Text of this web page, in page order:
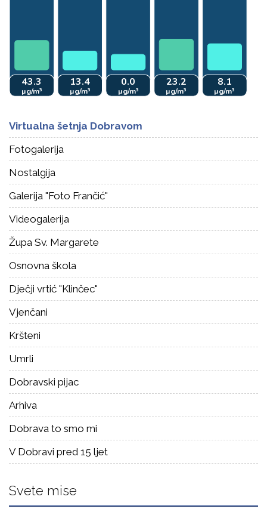
Virtualna šetnja Dobravom
Fotogalerija
Nostalgija
Galerija "Foto Frančić"
Videogalerija
Župa Sv. Margarete
Osnovna škola
Dječji vrtić "Klinčec"
Vjenčani
Kršteni
Umrli
Dobravski pijac
Arhiva
Dobrava to smo mi
V Dobravi pred 15 ljet
Svete mise